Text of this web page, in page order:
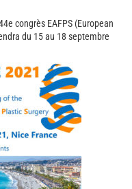
congrès EAFPS (European
du 15 au 18 septembre